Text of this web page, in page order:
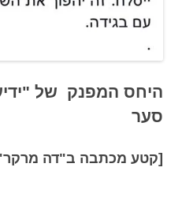
היחס המפנק של
סער
[קטע מכתבה ב"דה